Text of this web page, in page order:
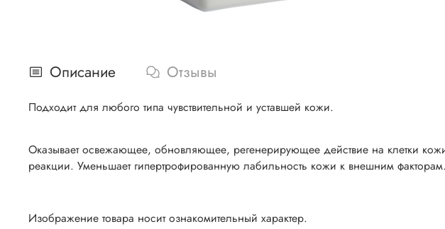
Описание Отзывы
Подходит для любого типа чувствительной и уставшей кожи.
Оказывает освежающее, обновляющее, регенерирующее действие на клетки
реакции. Уменьшает гипертрофированную лабильность кожи к внешним факторам.
Изображение товара носит ознакомительный характер.